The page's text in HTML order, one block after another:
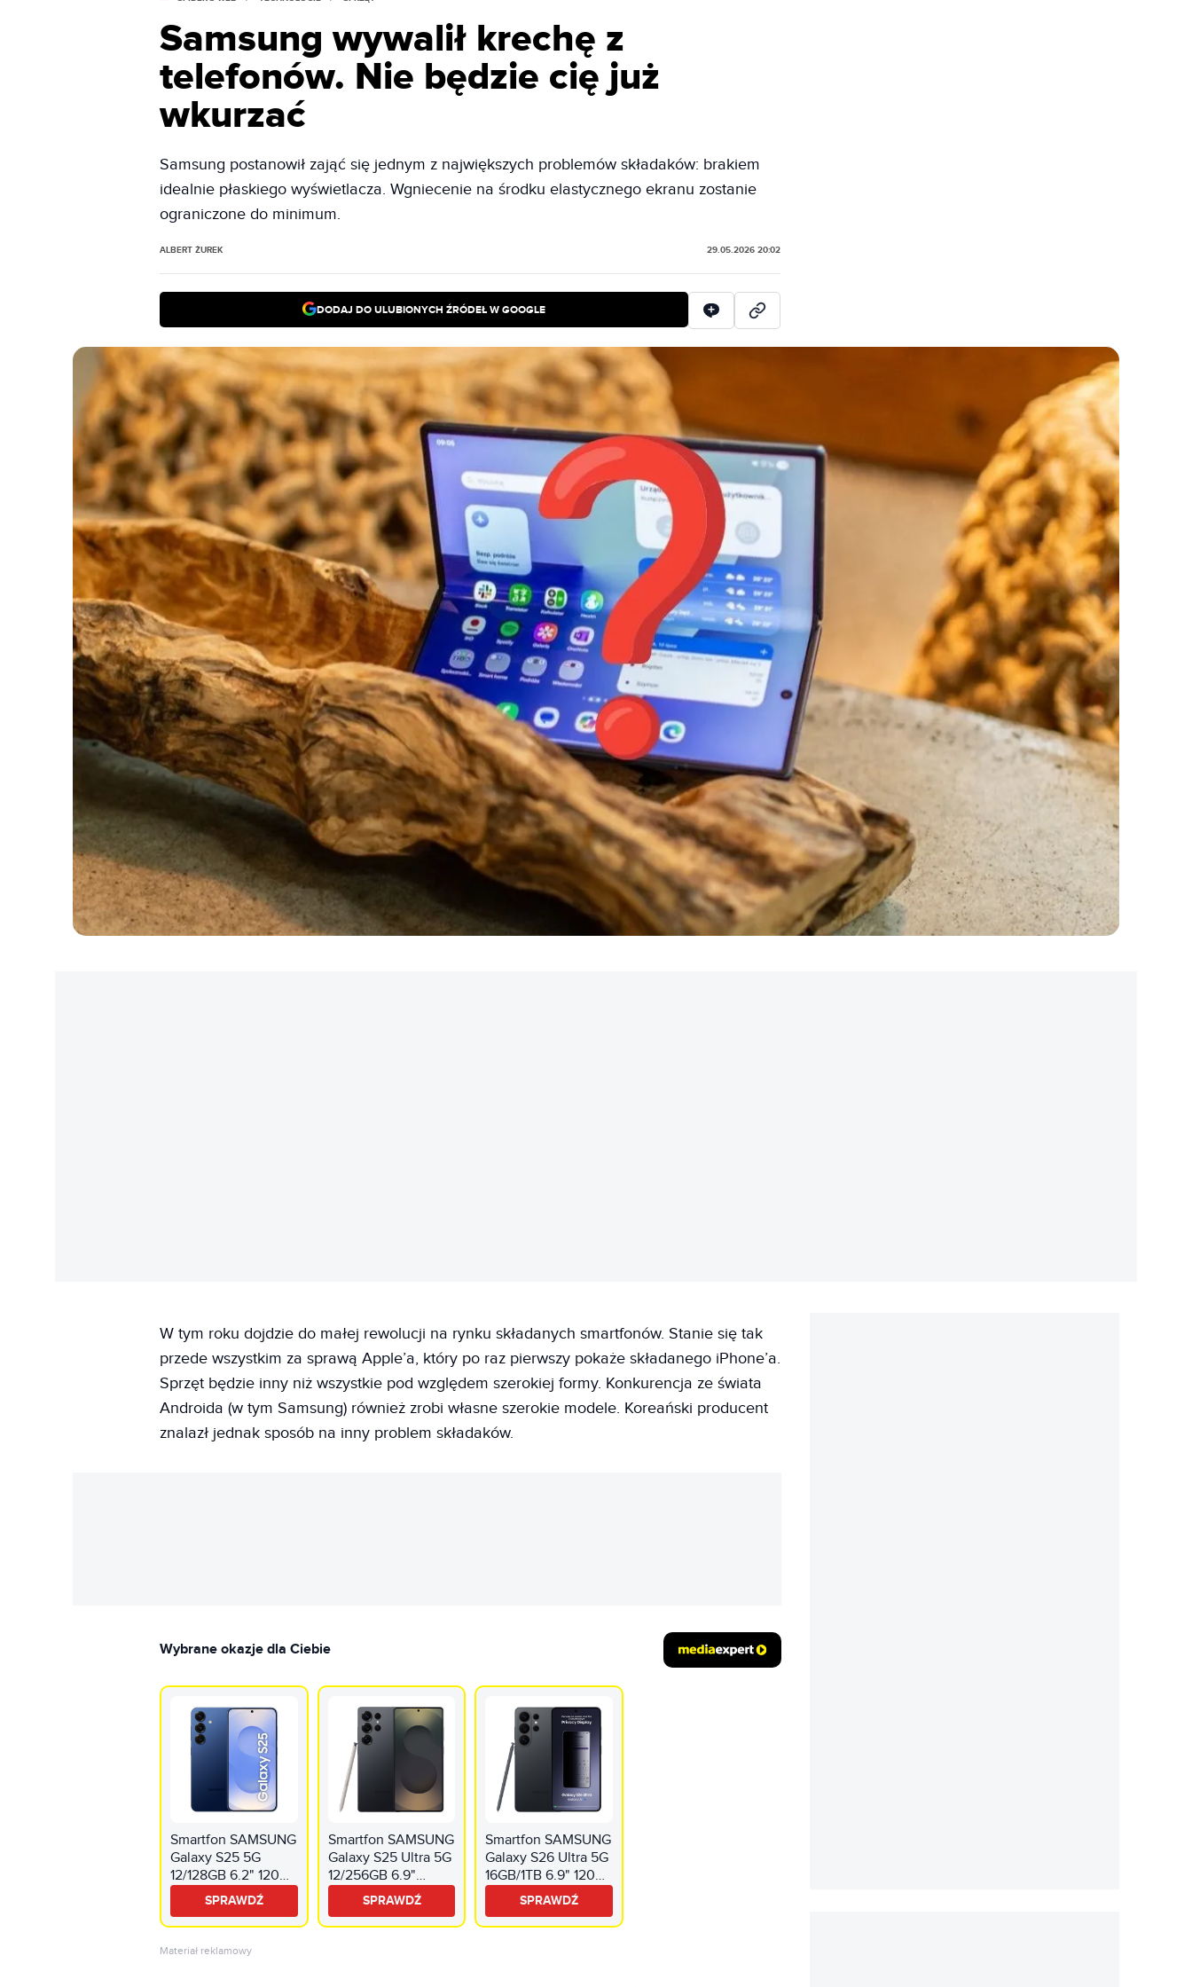
Samsung wywalił krechę z
telefonów. Nie będzie cię już
wkurzać
Samsung postanowił zająć się jednym z największych problemów składaków: brakiem
idealnie płaskiego wyświetlacza. Wgniecenie na środku elastycznego ekranu zostanie
ograniczone do minimum.
ALBERT ŻUREK 29.05.2026 20:02
DODAJ DO ULUBIONYCH ŹRÓDEŁ W GOOGLE
W tym roku dojdzie do małej rewolucji na rynku składanych smartfonów. Stanie się tak
przede wszystkim za sprawą Apple’a, który po raz pierwszy pokaże składanego iPhone’a.
Sprzęt będzie inny niż wszystkie pod względem szerokiej formy. Konkurencja ze świata
Androida (w tym Samsung) również zrobi własne szerokie modele. Koreański producent
znalazł jednak sposób na inny problem składaków.
Wybrane okazje dla Ciebie
Smartfon SAMSUNG
Galaxy S25 5G
12/128GB 6.2" 120Hz
Granatowy SM-S931
SPRAWDŹ
Smartfon SAMSUNG
Galaxy S25 Ultra 5G
12/256GB 6.9"
120Hz Tytanowy
Czarny Plus SM-
S938
SPRAWDŹ
Smartfon SAMSUNG
Galaxy S26 Ultra 5G
16GB/1TB 6.9" 120Hz
Czarny SM-S948
SPRAWDŹ
Materiał reklamowy